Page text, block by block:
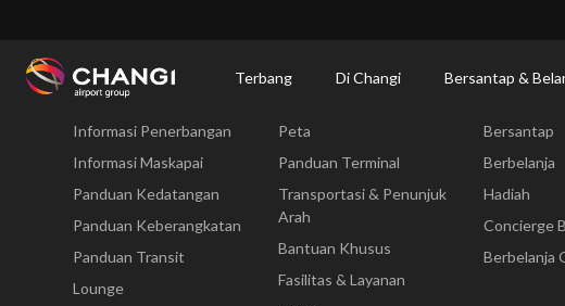
Terbang Di Changi Bersantap &
Changi
Terbang
Informasi Penerbangan
Informasi Maskapai
Panduan Kedatangan
Panduan Keberangkatan
Panduan Transit
Lounge
Peta
Panduan Terminal
Transportasi & Penunjuk
Arah
Bantuan Khusus
Fasilitas & Layanan
Bersantap
Berbelanja
Hadiah
Concierge
Berbelanja